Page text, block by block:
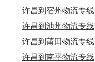
许昌到宿州物流专线
许昌到池州物流专线
许昌到莆田物流专线
许昌到南平物流专线